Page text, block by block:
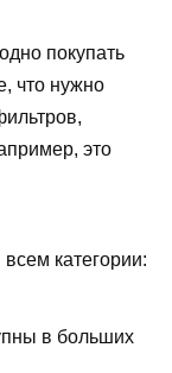
покупать
что нужно
это
категории:
в больших